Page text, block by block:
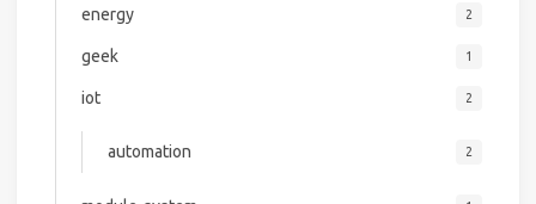
energy 2
geek 1
iot 2
automation 2